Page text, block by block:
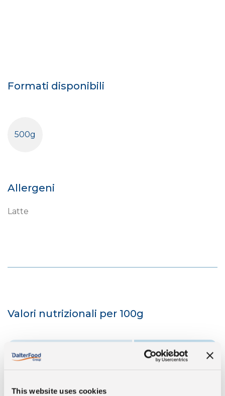
This website uses cookies
Formati disponibili
500g
Allergeni
Latte
Valori nutrizionali per 100g
Energia 1371 Kj/331 Kcal